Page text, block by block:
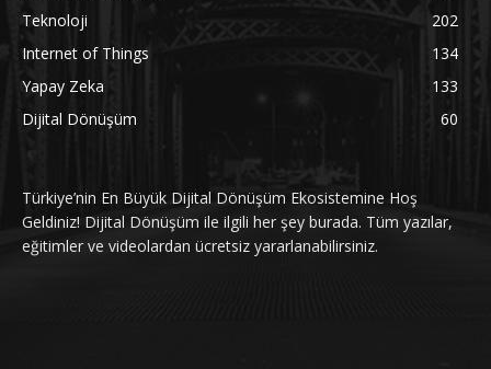
Teknoloji
202
Internet of Things
134
Yapay Zeka
133
Dijital Dönüşüm
60
Türkiye’nin En Büyük Dijital Dönüşüm Ekosistemine Hoş
Geldiniz! Dijital Dönüşüm ile ilgili her şey burada. Tüm yazılar,
eğitimler ve videolardan ücretsiz yararlanabilirsiniz.